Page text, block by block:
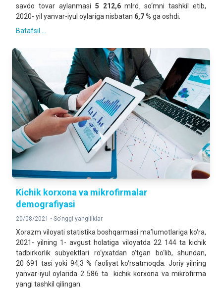
savdo tovar aylanmasi 5 212,6mlrd. so‘mni tashkil etib,
2020- yil yanvar-iyul oylariga nisbatan 6,7% ga oshdi.
Batafsil ...
Kichik korxona va mikrofirmalar
demografiyasi
20/08/2021 • So'nggi yangiliklar
Xorazm viloyati statistika boshqarmasi ma’lumotlariga ko‘ra,
2021- yilning 1- avgust holatiga viloyatda 22 144 ta kichik
tadbirkorlik subyektlari ro‘yxatdan o‘tgan bo‘lib, shundan,
20 691 tasi yoki 94,3 % faoliyat ko‘rsatmoqda. Joriy yilning
yanvar-iyul oylarida 2 586 ta kichik korxona va mikrofirma
yangi tashkil qilingan.